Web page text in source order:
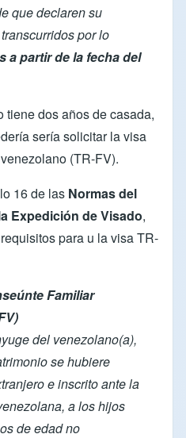
que declaren su
por lo
a partir de la fecha del
tiene dos años de casada,
sería solicitar la visa
(TR-FV).
16 de las Normas del
Expedición de Visado,
para u la visa TR-
Familiar
del venezolano(a),
se hubiere
e inscrito ante la
a los hijos
de edad no